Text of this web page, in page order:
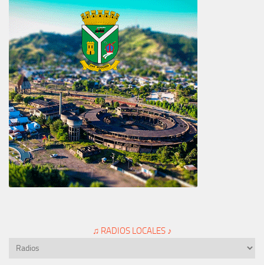
♫ RADIOS LOCALES ♪